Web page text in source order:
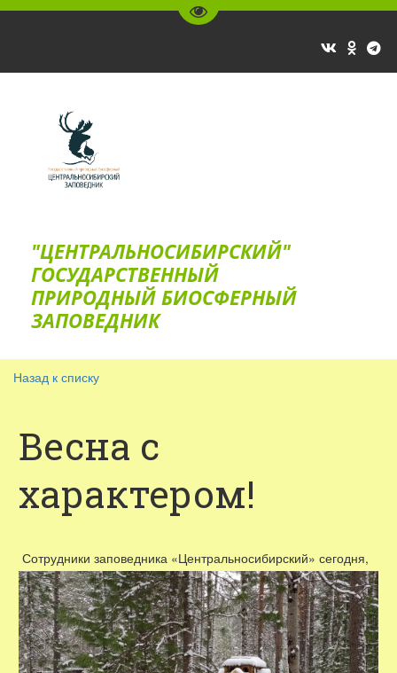
Перейти на версию для
"ЦЕНТРАЛЬНОСИБИРСКИЙ"
ГОС­УДАРСТВЕННЫЙ
ПРИРОДНЫЙ БИОСФЕРНЫЙ
ЗАПОВЕДНИК
Назад к списку
Весна с
характером!
Сотрудники заповедника «Центральносибирский» сегодня,